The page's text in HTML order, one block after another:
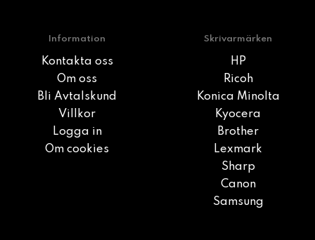
Information
Kontakta oss
Om oss
Bli Avtalskund
Villkor
Logga in
Om cookies
Skrivarmärken
HP
Ricoh
Konica Minolta
Kyocera
Brother
Lexmark
Sharp
Canon
Samsung